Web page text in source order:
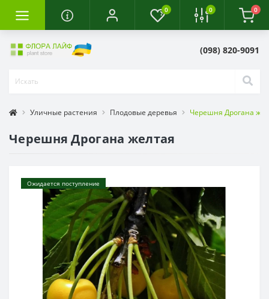
0 0 0
(098) 820-9091
Уличные растения Плодовые деревья Черешня Дрогана
Черешня Дрогана желтая
Ожидается поступление